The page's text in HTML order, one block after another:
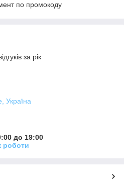
по промокоду
за рік
Україна
до 19:00
роботи